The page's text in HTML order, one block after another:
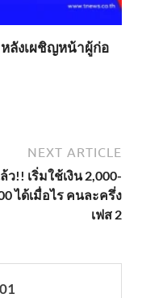
ลังเผชิญหน้าผู้ก่อ
NEXT ARTICLE
ว!! เริ่มใช้เงิน 2,000-
ได้เมื่อไร คนละครึ่ง
เฟส 2